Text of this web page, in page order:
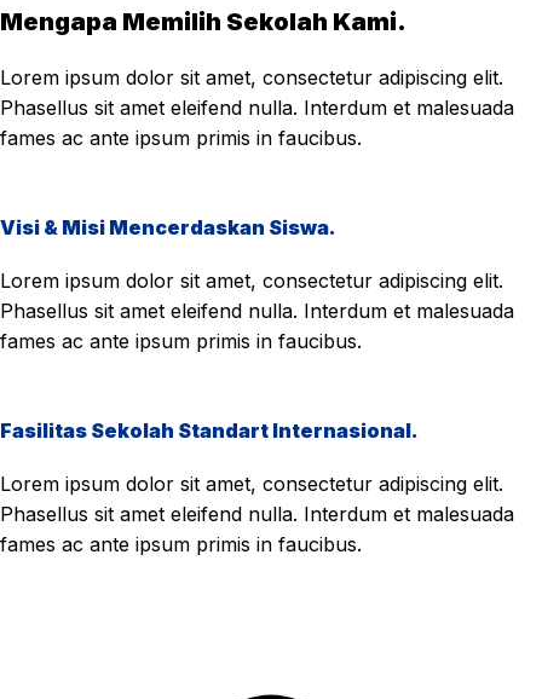
Mengapa Memilih Sekolah Kami.
Lorem ipsum dolor sit amet, consectetur adipiscing elit.
Phasellus sit amet eleifend nulla. Interdum et malesuada
fames ac ante ipsum primis in faucibus.
Visi & Misi Mencerdaskan Siswa.
Lorem ipsum dolor sit amet, consectetur adipiscing elit.
Phasellus sit amet eleifend nulla. Interdum et malesuada
fames ac ante ipsum primis in faucibus.
Fasilitas Sekolah Standart Internasional.
Lorem ipsum dolor sit amet, consectetur adipiscing elit.
Phasellus sit amet eleifend nulla. Interdum et malesuada
fames ac ante ipsum primis in faucibus.